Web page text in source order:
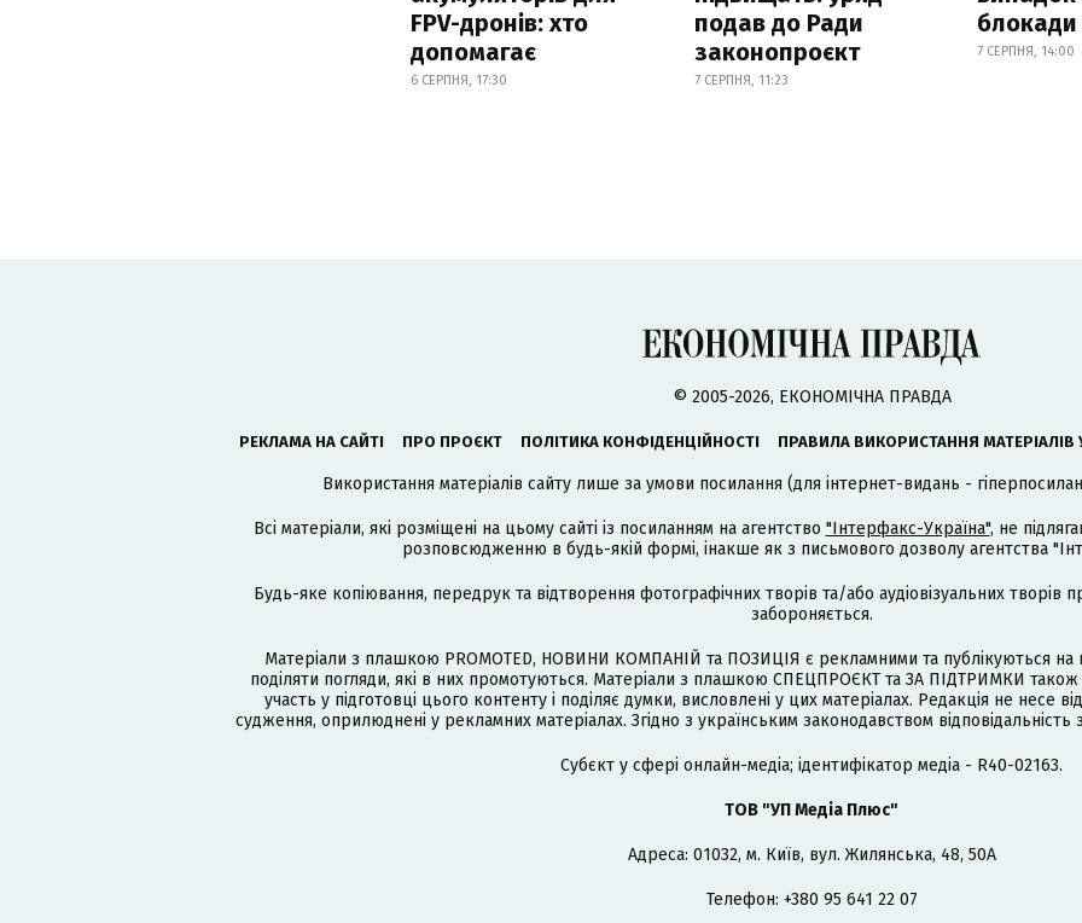
FPV-дронів: хто
допомагає
6 СЕРПНЯ, 17:30
подав до Ради
законопроєкт
7 СЕРПНЯ, 11:23
блокади
7 СЕРПНЯ, 14:00
© 2005-2026, ЕКОНОМІЧНА ПРАВДА
РЕКЛАМА НА САЙТІ ПРО ПРОЄКТ ПОЛІТИКА КОНФІДЕНЦІЙНОСТІ ПРАВИЛА ВИКОРИСТАННЯ МАТЕРІАЛІВ
Використання матеріалів сайту лише за умови посилання (для інтернет-видань -
Всі матеріали, які розміщені на цьому сайті із посиланням на агентство "Інтерфакс-Україна", не
розповсюдженню в будь-якій формі, інакше як з письмового дозволу агентства
Будь-яке копіювання, передрук та відтворення фотографічних творів та/або аудіовізуальних
забороняється.
Матеріали з плашкою PROMOTED, НОВИНИ КОМПАНІЙ та ПОЗИЦІЯ є рекламними та публікуються на
поділяти погляди, які в них промотуються. Матеріали з плашкою СПЕЦПРОЄКТ та ЗА ПІДТРИМКИ
участь у підготовці цього контенту і поділяє думки, висловлені у цих матеріалах. Редакція не несе
судження, оприлюднені у рекламних матеріалах. Згідно з українським законодавством
Cубєкт у сфері онлайн-медіа; ідентифікатор медіа - R40-02163.
ТОВ "УП Медіа Плюс"
Адреса: 01032, м. Київ, вул. Жилянська, 48, 50А
Телефон: +380 95 641 22 07